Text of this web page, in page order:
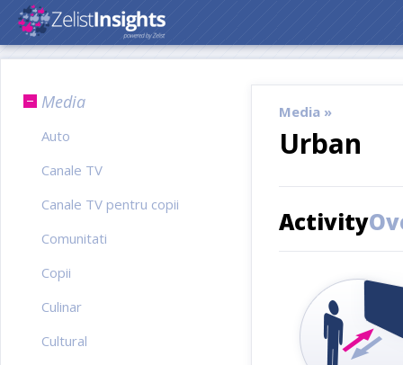
Media »
Urban
Activity
Media
Auto
Canale TV
Canale TV pentru copii
Comunitati
Copii
Culinar
Cultural